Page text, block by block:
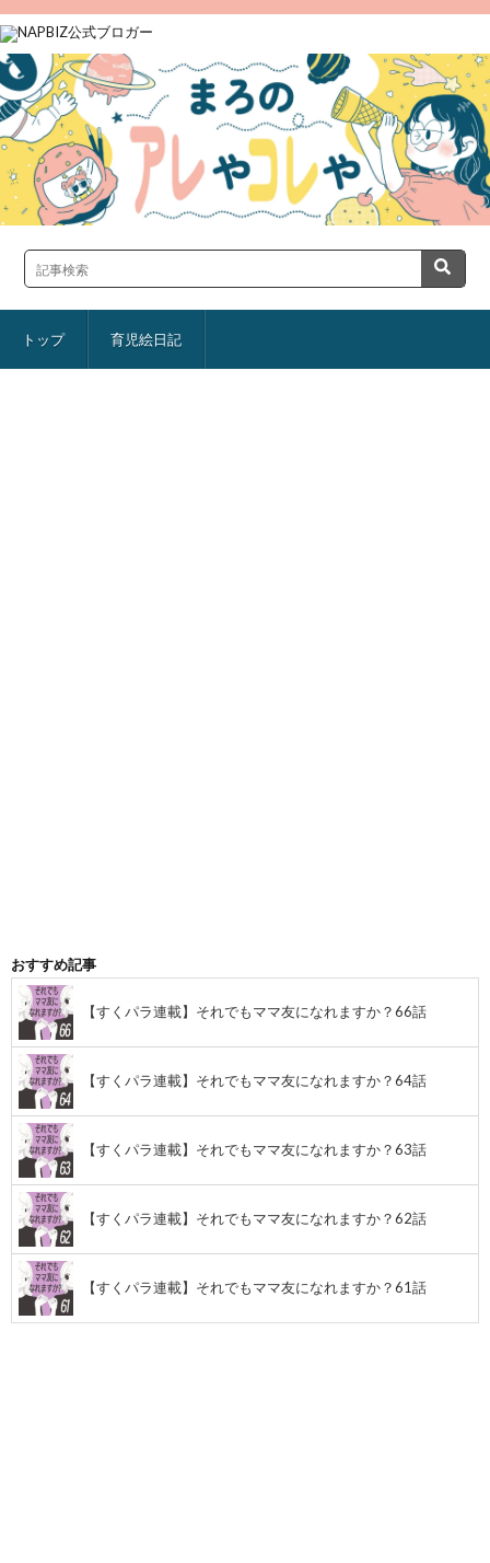
トップ 育児絵日記
おすすめ記事
【すくパラ連載】それでもママ友になれますか？66話
【すくパラ連載】それでもママ友になれますか？64話
【すくパラ連載】それでもママ友になれますか？63話
【すくパラ連載】それでもママ友になれますか？62話
【すくパラ連載】それでもママ友になれますか？61話